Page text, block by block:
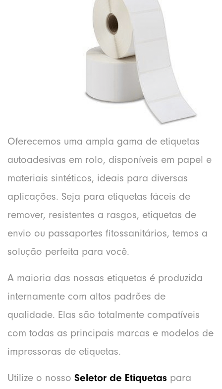
Oferecemos uma ampla gama de etiquetas
autoadesivas em rolo, disponíveis em papel e
materiais sintéticos, ideais para diversas
aplicações. Seja para etiquetas fáceis de
remover, resistentes a rasgos, etiquetas de
envio ou passaportes fitossanitários, temos a
solução perfeita para você.
A maioria das nossas etiquetas é produzida
internamente com altos padrões de
qualidade. Elas são totalmente compatíveis
com todas as principais marcas e modelos de
impressoras de etiquetas.
Utilize o nosso Seletor de Etiquetas para